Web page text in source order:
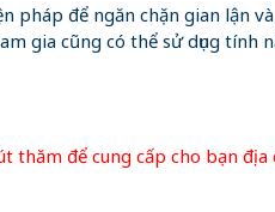
pháp để ngăn chặn gian lận
gia cũng có thể sử dụng tính
thăm để cung cấp cho bạn địa